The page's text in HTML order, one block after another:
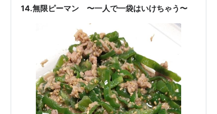
※こ…
14.無限ピーマン 〜一人で一袋はいけちゃう〜